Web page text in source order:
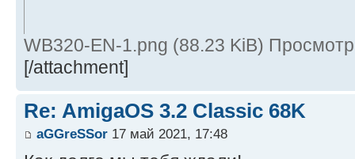
WB320-EN-1.png (88.23 KiB)
[/attachment]
Re: AmigaOS 3.2 Classic 68K
aGGreSSor 17 май 2021, 17:48